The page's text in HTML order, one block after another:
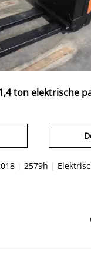
ton elektrische
| 2579h |